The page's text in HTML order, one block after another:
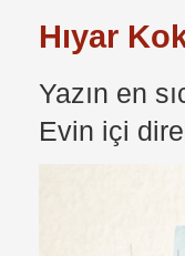
Hıyar
Yazın en
Evin içi